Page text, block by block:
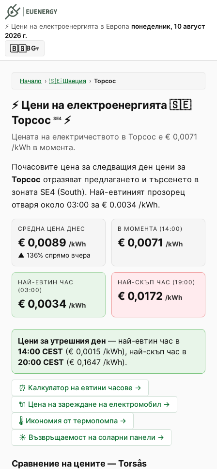
⚡️ Цени на електроенергията в Европа понеделник, 10 август
2026 г.
🇧🇬BG▾
Начало › 🇸🇪 Швеция › Торсос
⚡️ Цени на електроенергията 🇸🇪
Торсос SE4 ⚡️
Цената на електричеството в Торсос е € 0,0071
/kWh в момента.
Почасовите цена за следващия ден цени за
Торсос отразяват предлагането и търсенето в
зоната SE4 (South). Най-евтиният прозорец
отваря около 03:00 за € 0.0034 /kWh.
СРЕДНА ЦЕНА ДНЕС
€ 0,0089 /kWh
▲ 136% спрямо вчера
В МОМЕНТА (14:00)
€ 0,0071 /kWh
НАЙ-ЕВТИН ЧАС
(03:00)
€ 0,0034 /kWh
НАЙ-СКЪП ЧАС (19:00)
€ 0,0172 /kWh
Цени за утрешния ден — най-евтин час в
14:00 CEST (€ 0,0015 /kWh), най-скъп час в
20:00 CEST (€ 0,1647 /kWh).
⏰ Калкулатор на евтини часове →
🔌 Цена на зареждане на електромобил →
🌡️ Икономия от термопомпа →
☀️ Възвръщаемост на соларни панели →
Сравнение на цените —Torsås